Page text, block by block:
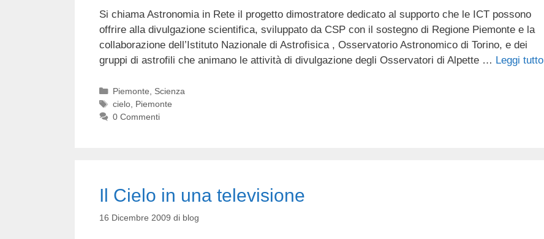
Si chiama Astronomia in Rete il progetto dimostratore dedicato al supporto che le ICT possono
offrire alla divulgazione scientifica, sviluppato da CSP con il sostegno di Regione Piemonte e la
collaborazione dell’Istituto Nazionale di Astrofisica , Osservatorio Astronomico di Torino, e dei
gruppi di astrofili che animano le attività di divulgazione degli Osservatori di Alpette … Leggi tutto
Categorie
Piemonte, Scienza
Tag
cielo, Piemonte
0 Commenti
Il Cielo in una televisione
16 Dicembre 2009 di blog